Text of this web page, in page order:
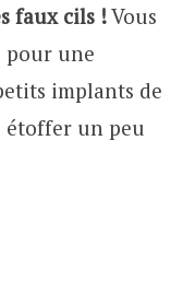
faux cils !Vous
pour une
implants de
étoffer un peu